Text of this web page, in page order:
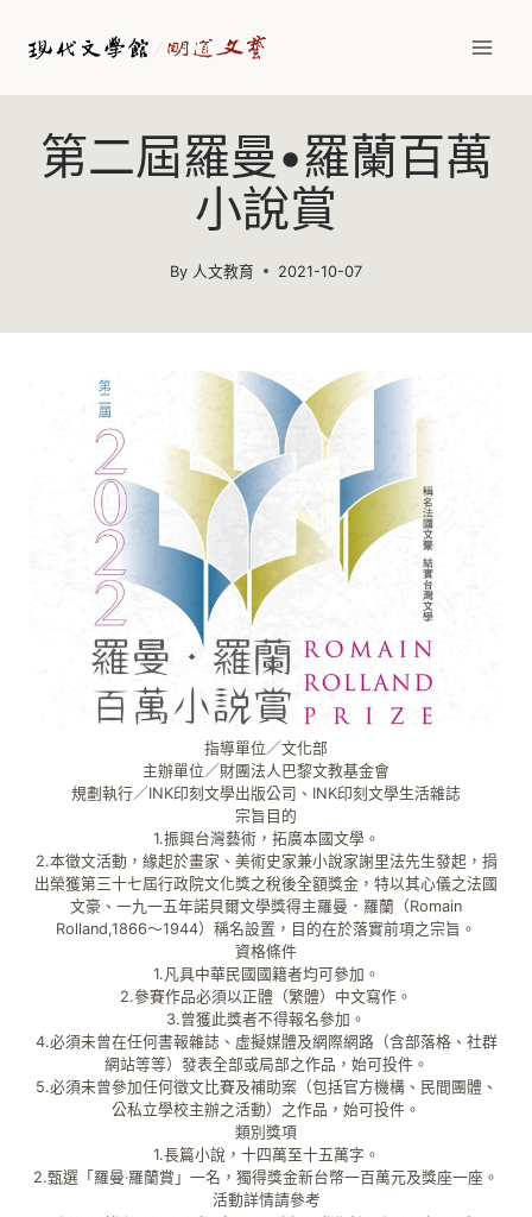
第二屆羅曼•羅蘭百萬
小說賞
By 人文教育 2021-10-07
指導單位／文化部
主辦單位／財團法人巴黎文教基金會
規劃執行／INK印刻文學出版公司、INK印刻文學生活雜誌
宗旨目的
1.振興台灣藝術，拓廣本國文學。
2.本徵文活動，緣起於畫家、美術史家兼小說家謝里法先生發起，捐
出榮獲第三十七屆行政院文化獎之稅後全額獎金，特以其心儀之法國
文豪、一九一五年諾貝爾文學獎得主羅曼．羅蘭（Romain
Rolland,1866～1944）稱名設置，目的在於落實前項之宗旨。
資格條件
1.凡具中華民國國籍者均可參加。
2.參賽作品必須以正體（繁體）中文寫作。
3.曾獲此獎者不得報名參加。
4.必須未曾在任何書報雜誌、虛擬媒體及網際網路（含部落格、社群
網站等等）發表全部或局部之作品，始可投件。
5.必須未曾參加任何徵文比賽及補助案（包括官方機構、民間團體、
公私立學校主辦之活動）之作品，始可投件。
類別獎項
1.長篇小說，十四萬至十五萬字。
2.甄選「羅曼‧羅蘭賞」一名，獨得獎金新台幣一百萬元及獎座一座。
活動詳情請參考